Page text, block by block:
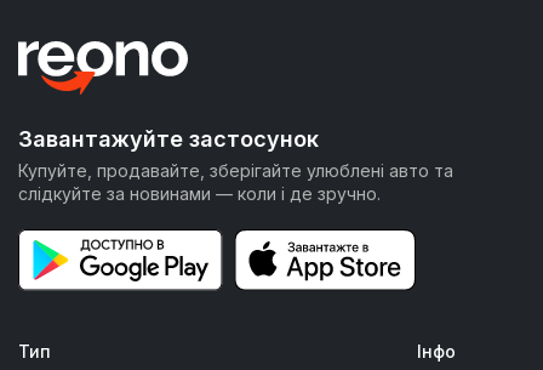
Завантажуйте застосунок
Купуйте, продавайте, зберігайте улюблені авто та
слідкуйте за новинами — коли і де зручно.
Тип Інфо